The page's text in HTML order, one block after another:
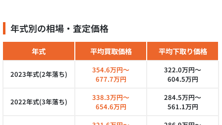
年式別の相場・査定価格
年式 平均買取価格 平均下取り価格
2023年式(2年落ち)
354.6万円～
677.7万円
322.0万円～
604.5万円
2022年式(3年落ち)
338.3万円～
654.6万円
284.5万円～
561.1万円